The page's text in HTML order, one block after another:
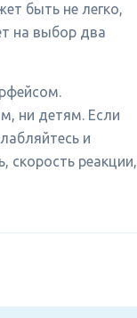
быть не легко,
на выбор два
ни детям. Если
и
скорость реакции,